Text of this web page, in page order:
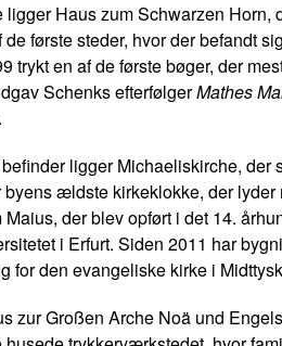
liggerHaus zum Schwarzen Horn,
første steder, hvor der befandt
trykt en af de første bøger, der
Schenks efterfølgerMathes
.
ligger Michaeliskirche, der
ældste kirkeklokke, der lyder
der blev opført i det 14.
i Erfurt. Siden 2011 har
for den evangeliske kirke i
zur Großen Arche Noä und